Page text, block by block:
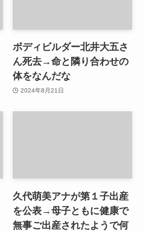
ボディビルダー北井大五さ
ん死去→命と隣り合わせの
体をなんだな
2024年8月21日
久代萌美アナが第１子出産
を公表→母子ともに健康で
無事ご出産されたようで何